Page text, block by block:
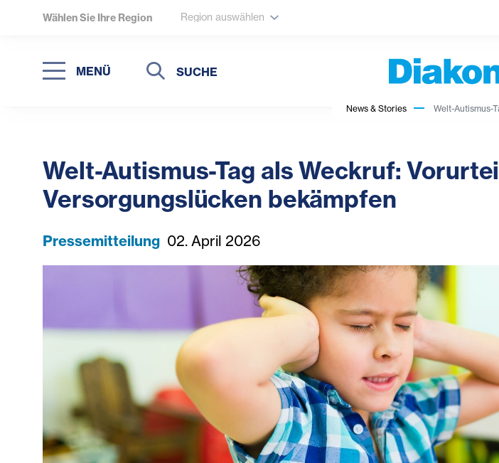
Wählen Sie Ihre Region Region auswählen
MENÜ
Suche
Suche
News & Stories Welt-Autismus-
Welt-Autismus-Tag als Weckruf:
Versorgungslücken bekämpfen
Pressemitteilung 02. April 2026